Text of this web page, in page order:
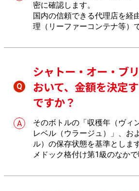
密に確認します。
国内の信頼できる代理店を経
理（リーファーコンテナ等）
中身の健全性を担保する決定
精査します。
シャトー・オー・ブ
おいて、金額を決定
ですか？
そのボトルの「収穫年（ヴィ
レベル（ウラージュ）」、お
ル）の保存状態を基準とします
メドック格付け第1級のなか
スモーキーで華やかな複雑味